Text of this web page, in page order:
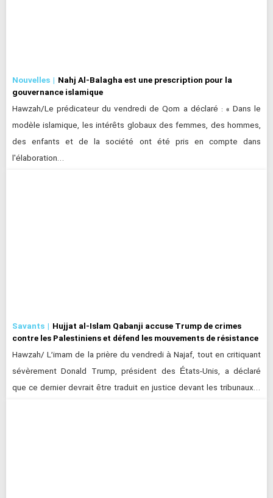
Nouvelles
Nahj Al-Balagha est une prescription pour la
gouvernance islamique
Hawzah/Le prédicateur du vendredi de Qom a déclaré : « Dans le
modèle islamique, les intérêts globaux des femmes, des hommes,
des enfants et de la société ont été pris en compte dans
l'élaboration…
Savants
Hujjat al-Islam Qabanji accuse Trump de crimes
contre les Palestiniens et défend les mouvements de résistance
Hawzah/ L’imam de la prière du vendredi à Najaf, tout en critiquant
sévèrement Donald Trump, président des États-Unis, a déclaré
que ce dernier devrait être traduit en justice devant les tribunaux…